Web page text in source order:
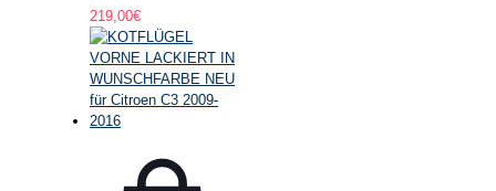
219,00€